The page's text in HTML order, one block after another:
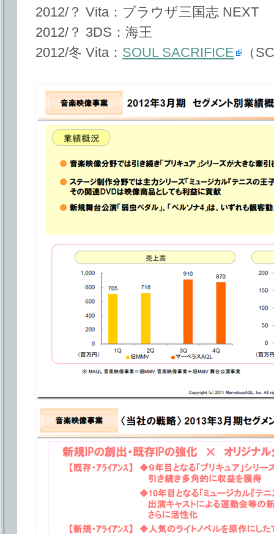
2012/？ Vita：ブラウザ三国志 NEXT
2012/？ 3DS：海王
2012/冬 Vita： SOUL SACRIFICE （